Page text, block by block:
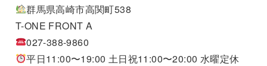
群馬県高崎市高関町538
T-ONE FRONT A
027-388-9860
平日11:00〜19:00 土日祝11:00〜20:00 水曜定休